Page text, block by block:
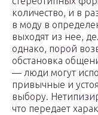
количество, и в
в моду в
выходят из нее,
однако, порой
обстановка
— люди могут
привычные и
выбору.
что передает